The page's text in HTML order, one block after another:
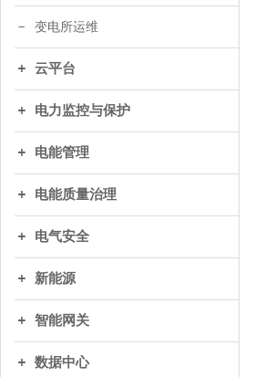
变电所运维
云平台
电力监控与保护
电能管理
电能质量治理
电气安全
新能源
智能网关
数据中心